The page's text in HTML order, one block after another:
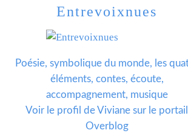
Entrevoixnues
Poésie, symbolique du monde, les
éléments, contes, écoute,
accompagnement, musique
Voir le profil deViviane sur le portail
Overblog